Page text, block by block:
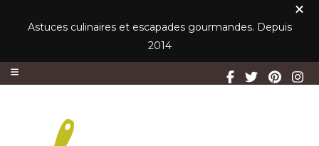
Astuces culinaires et escapades gourmandes. Depuis
2014